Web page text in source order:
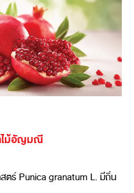
ม้อัญมณี
ตร์ Punica granatum L. มีถิ่น